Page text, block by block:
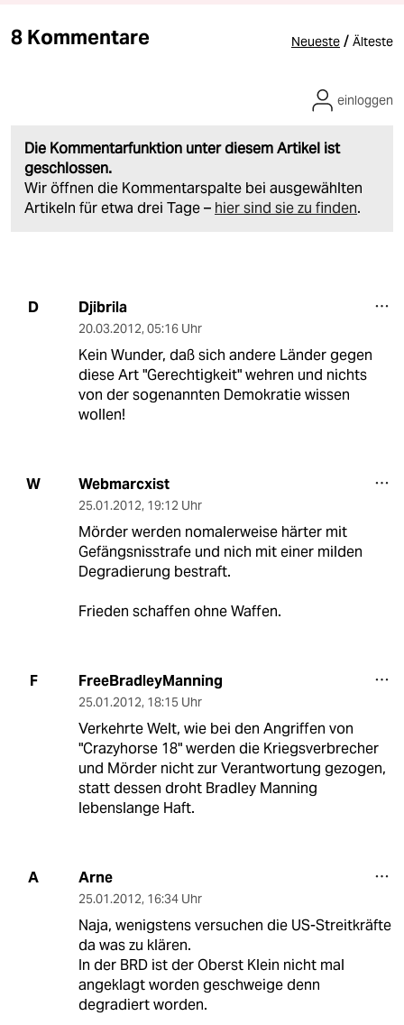
8 Kommentare Neueste / Älteste
Die Kommentarfunktion unter diesem Artikel ist
geschlossen.
Wir öffnen die Kommentarspalte bei ausgewählten
Artikeln für etwa drei Tage – hier sind sie zu finden.
einloggen
D Djibrila
20.03.2012, 05:16 Uhr
Kein Wunder, daß sich andere Länder gegen
diese Art "Gerechtigkeit" wehren und nichts
von der sogenannten Demokratie wissen
wollen!
W Webmarcxist
25.01.2012, 19:12 Uhr
Mörder werden nomalerweise härter mit
Gefängsnisstrafe und nich mit einer milden
Degradierung bestraft.
Frieden schaffen ohne Waffen.
F FreeBradleyManning
25.01.2012, 18:15 Uhr
Verkehrte Welt, wie bei den Angriffen von
"Crazyhorse 18" werden die Kriegsverbrecher
und Mörder nicht zur Verantwortung gezogen,
statt dessen droht Bradley Manning
lebenslange Haft.
A Arne
25.01.2012, 16:34 Uhr
Naja, wenigstens versuchen die US-Streitkräfte
da was zu klären.
In der BRD ist der Oberst Klein nicht mal
angeklagt worden geschweige denn
degradiert worden.